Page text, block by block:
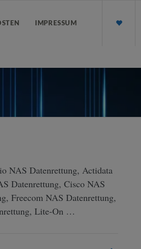
IMPRESSUM
NAS Datenrettung, Actidata
Datenrettung, Cisco NAS
Freecom NAS Datenrettung,
Lite-On …